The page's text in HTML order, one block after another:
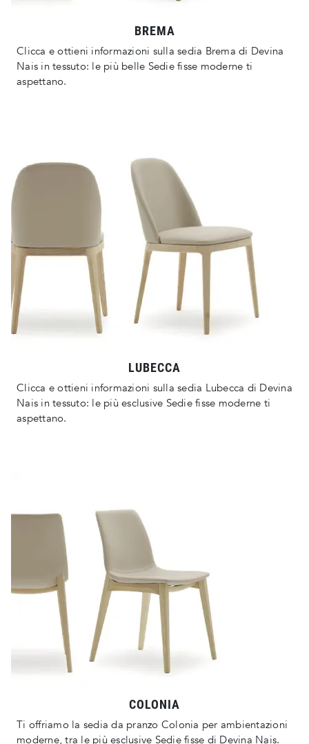
BREMA
Clicca e ottieni informazioni sulla sedia Brema di Devina
Nais in tessuto: le più belle Sedie fisse moderne ti
aspettano.
LUBECCA
Clicca e ottieni informazioni sulla sedia Lubecca di Devina
Nais in tessuto: le più esclusive Sedie fisse moderne ti
aspettano.
COLONIA
Ti offriamo la sedia da pranzo Colonia per ambientazioni
moderne, tra le più esclusive Sedie fisse di Devina Nais.